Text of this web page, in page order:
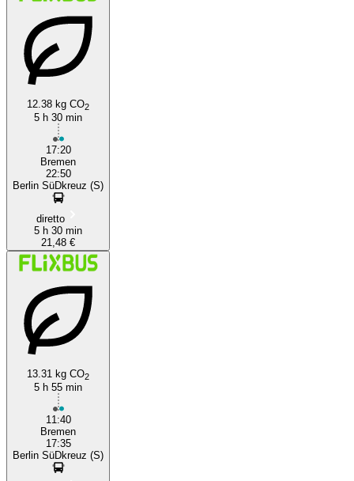
Bremen
12.38 kg CO2
5 h 30 min
17:20
Bremen
22:50
Berlin SüDkreuz (S)
diretto
5 h 30 min
21,48 €
13.31 kg CO2
5 h 55 min
11:40
Bremen
17:35
Berlin SüDkreuz (S)